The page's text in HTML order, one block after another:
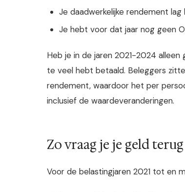
Je daadwerkelijke rendement
Je hebt voor dat jaar nog geen
Heb je in de jaren 2021-2024
te veel hebt betaald. Beleggers
rendement, waardoor het per
inclusief de waardeveranderingen.
Zo vraag je je geld terug
Voor de belastingjaren 2021 tot en